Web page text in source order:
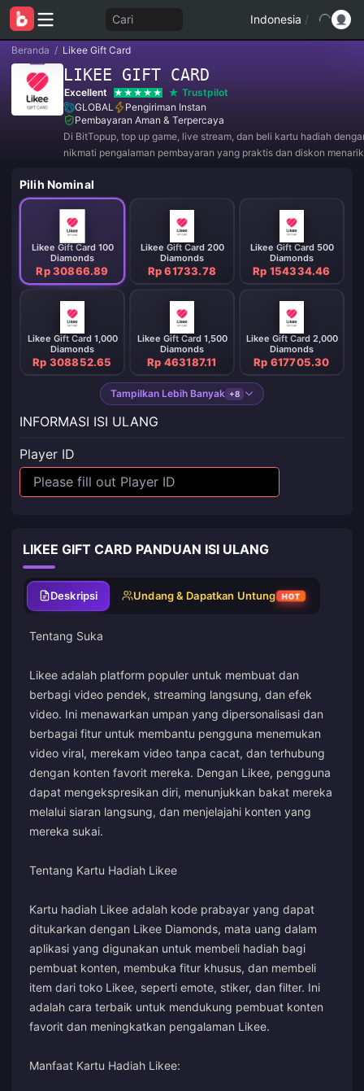
Cari Indonesia /
Beranda / Likee Gift Card
LIKEE GIFT CARD
Excellent
Trustpilot
GLOBAL
Pengiriman Instan
Pembayaran Aman & Terpercaya
Di BitTopup, top up game, live stream, dan beli kartu hadiah
nikmati pengalaman pembayaran yang praktis dan diskon
Pilih Nominal
Likee Gift Card 100
Diamonds
Rp 30866.89
Likee Gift Card 200
Diamonds
Rp 61733.78
Likee Gift Card 500
Diamonds
Rp 154334.46
Likee Gift Card 1,000
Diamonds
Rp 308852.65
Likee Gift Card 1,500
Diamonds
Rp 463187.11
Likee Gift Card 2,000
Diamonds
Rp 617705.30
Tampilkan Lebih Banyak +8
INFORMASI ISI ULANG
Player ID
LIKEE GIFT CARD PANDUAN ISI ULANG
Deskripsi Undang & Dapatkan Untung HOT
Tentang Suka
Likee adalah platform populer untuk membuat dan
berbagi video pendek, streaming langsung, dan efek
video. Ini menawarkan umpan yang dipersonalisasi dan
berbagai fitur untuk membantu pengguna menemukan
video viral, merekam video tanpa cacat, dan terhubung
dengan konten favorit mereka. Dengan Likee, pengguna
dapat mengekspresikan diri, menunjukkan bakat mereka
melalui siaran langsung, dan menjelajahi konten yang
mereka sukai.
Tentang Kartu Hadiah Likee
Kartu hadiah Likee adalah kode prabayar yang dapat
ditukarkan dengan Likee Diamonds, mata uang dalam
aplikasi yang digunakan untuk membeli hadiah bagi
pembuat konten, membuka fitur khusus, dan membeli
item dari toko Likee, seperti emote, stiker, dan filter. Ini
adalah cara terbaik untuk mendukung pembuat konten
favorit dan meningkatkan pengalaman Likee.
Manfaat Kartu Hadiah Likee: